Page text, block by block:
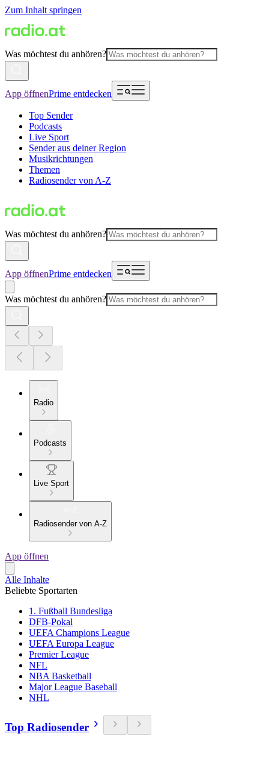
Zum Inhalt springen
Was möchtest du anhören?
App öffnenPrime entdecken
Top Sender
Podcasts
Live Sport
Sender aus deiner Region
Musikrichtungen
Themen
Radiosender von A-Z
Was möchtest du anhören?
App öffnenPrime entdecken
Was möchtest du anhören?
Radio
Podcasts
Live Sport
Radiosender von A-Z
App öffnen
Alle Inhalte
Beliebte Sportarten
1. Fußball Bundesliga
DFB-Pokal
UEFA Champions League
UEFA Europa League
Premier League
NFL
NBA Basketball
Major League Baseball
NHL
Top Radiosender